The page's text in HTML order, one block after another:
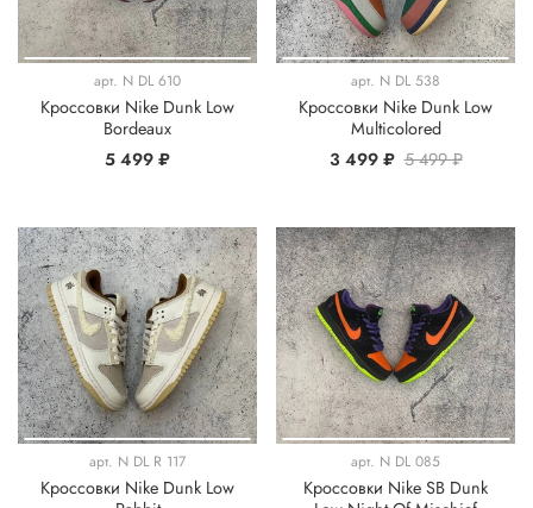
арт. N DL 610
Кроссовки Nike Dunk Low
Bordeaux
5 499 ₽
арт. N DL 538
Кроссовки Nike Dunk Low
Multicolored
3 499 ₽ 5 499 ₽
арт. N DL R 117
Кроссовки Nike Dunk Low
арт. N DL 085
Кроссовки Nike SB Dunk